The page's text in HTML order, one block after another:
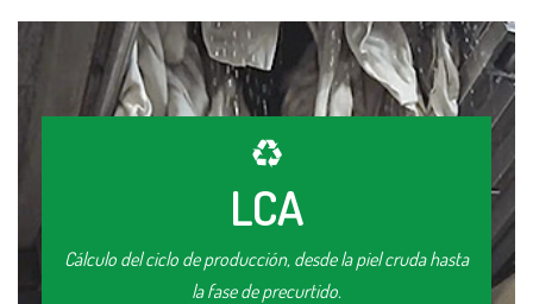
LCA
Cálculo del ciclo de producción, desde la piel cruda hasta
la fase de precurtido.